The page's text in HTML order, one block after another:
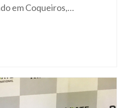
em Coqueiros,…